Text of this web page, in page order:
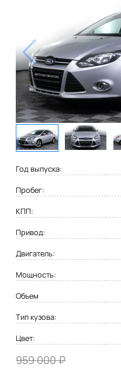
Год выпуска:
Пробег:
КПП:
Привод:
Двигатель:
Мощность:
Объем
Тип кузова:
Цвет:
959 000 ₽